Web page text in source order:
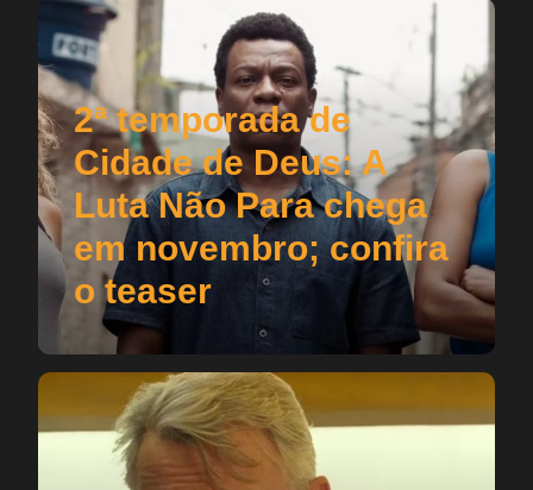
2ª temporada de
Cidade de Deus: A
Luta Não Para chega
em novembro; confira
o teaser